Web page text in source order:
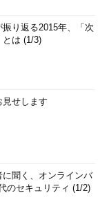
り返る2015年、「次
とは (1/3)
見せします
聞く、オンラインバ
のセキュリティ (1/2)